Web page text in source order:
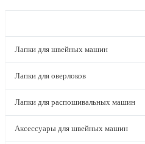
Лапки для швейных машин
Лапки для оверлоков
Лапки для распошивальных машин
Аксессуары для швейных машин